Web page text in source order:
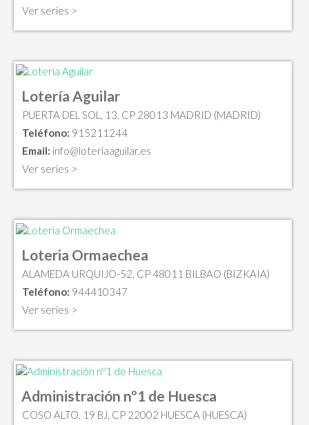
Ver series >
Lotería Aguilar
PUERTA DEL SOL, 13, CP 28013 MADRID (MADRID)
Teléfono: 915211244
Email: info@loteriaaguilar.es
Ver series >
Loteria Ormaechea
ALAMEDA URQUIJO-52, CP 48011 BILBAO (BIZKAIA)
Teléfono: 944410347
Ver series >
Administración nº1 de Huesca
COSO ALTO, 19 BJ, CP 22002 HUESCA (HUESCA)